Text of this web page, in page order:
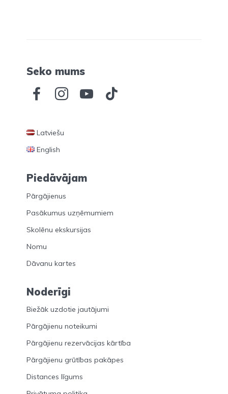
Seko mums
Latviešu
English
Piedāvājam
Pārgājienus
Pasākumus uzņēmumiem
Skolēnu ekskursijas
Nomu
Dāvanu kartes
Noderīgi
Biežāk uzdotie jautājumi
Pārgājienu noteikumi
Pārgājienu rezervācijas kārtība
Pārgājienu grūtības pakāpes
Distances līgums